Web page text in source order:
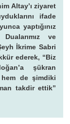
Altay’ı ziyaret
ifade
yaptığınız
ve
İkrime Sabri
ederek, “Biz
şükran
hem de şimdiki
takdir ettik”